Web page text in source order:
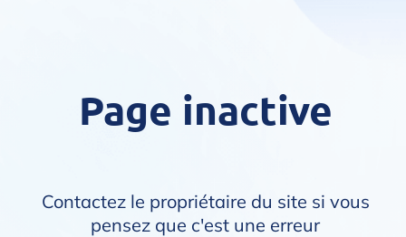
Page inactive
Contactez le propriétaire du site si vous
pensez que c'est une erreur